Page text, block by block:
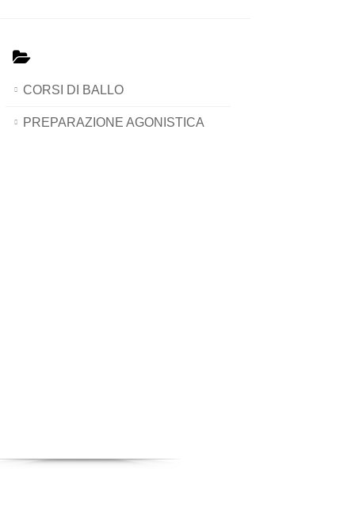
CORSI DI BALLO
PREPARAZIONE AGONISTICA